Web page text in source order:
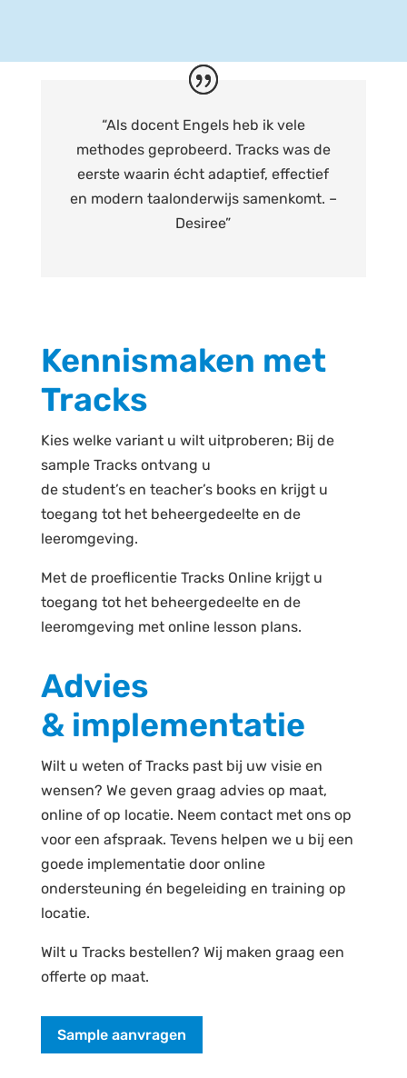
“Als docent Engels heb ik vele
methodes geprobeerd. Tracks was de
eerste waarin écht adaptief, effectief
en modern taalonderwijs samenkomt. –
Desiree”
Kennismaken met
Tracks
Kies welke variant u wilt uitproberen; Bij de
sample Tracks ontvang u
de student’s en teacher’s books en krijgt u
toegang tot het beheergedeelte en de
leeromgeving.
Met de proeflicentie Tracks Online krijgt u
toegang tot het beheergedeelte en de
leeromgeving met online lesson plans.
Advies
& implementatie
Wilt u weten of Tracks past bij uw visie en
wensen? We geven graag advies op maat,
online of op locatie. Neem contact met ons op
voor een afspraak. Tevens helpen we u bij een
goede implementatie door online
ondersteuning én begeleiding en training op
locatie.
Wilt u Tracks bestellen? Wij maken graag een
offerte op maat.
Sample aanvragen